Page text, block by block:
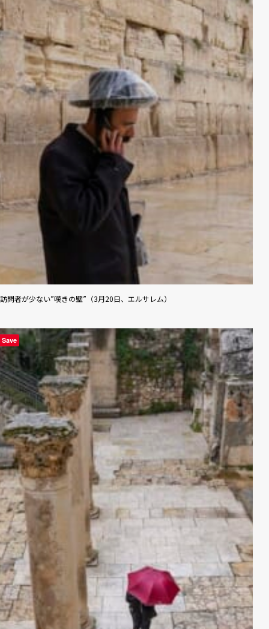
訪問者が少ない”嘆きの壁”（3月20日、エルサレム）
Save